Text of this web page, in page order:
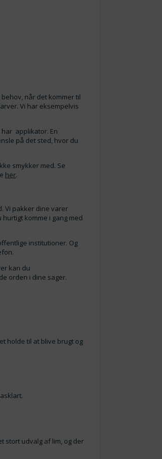
når det kommer til
Vi har eksempelvis
applikator. En
på det sted, hvor du
smykker med. Se
her.
Vi pakker dine varer
komme i gang med
institutioner. Og
kan du
orden i dine sager.
holde til at blive brugt og
stort udvalg af lim, og der